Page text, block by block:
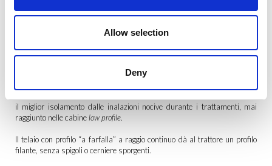
Allow selection
Deny
SUPER LOW PROFILE PRESSURIZZATA
Pressurizzazione certificata CATEGORIA 4
Con soli 174 cm,Protector 100 è una cabina bassa pressurizzata che
cabina bassa con pressurizzazione
il miglior isolamento dalle inalazioni nocive durante i trattamenti, mai
raggiunto nelle cabine low profile.
Il telaio con profilo “a farfalla” a raggio continuo dà al trattore un profilo
filante, senza spigoli o cerniere sporgenti.